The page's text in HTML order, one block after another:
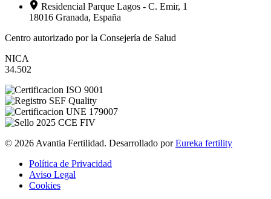
Residencial Parque Lagos - C. Emir, 1
18016 Granada, España
Centro autorizado por la Consejería de Salud
NICA
34.502
© 2026 Avantia Fertilidad. Desarrollado porEureka fertility
Política de Privacidad
Aviso Legal
Cookies